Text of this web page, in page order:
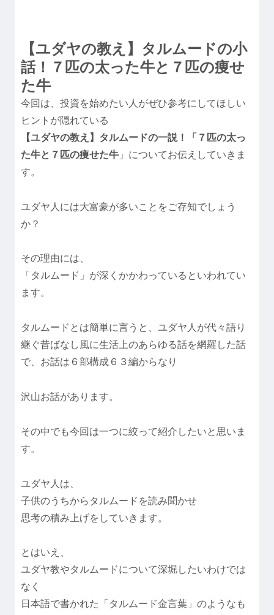
【ユダヤの教え】タルムードの小
話！７匹の太った牛と７匹の痩せ
た牛
今回は、投資を始めたい人がぜひ参考にしてほしい
ヒントが隠れている
【ユダヤの教え】タルムードの一説！「７匹の太っ
た牛と７匹の痩せた牛 」についてお伝えしていきま
す。
ユダヤ人には大富豪が多いことをご存知でしょう
か？
その理由には、
「タルムード」が深くかかわっているといわれてい
ます。
タルムードとは簡単に言うと、ユダヤ人が代々語り
継ぐ昔ばなし風に生活上のあらゆる話を網羅した話
で、お話は６部構成６３編からなり
沢山お話があります。
その中でも今回は一つに絞って紹介したいと思いま
す。
ユダヤ人は、
子供のうちからタルムードを読み聞かせ
思考の積み上げをしていきます。
とはいえ、
ユダヤ教やタルムードについて深堀したいわけでは
なく
日本語で書かれた「タルムード金言葉」のようなも